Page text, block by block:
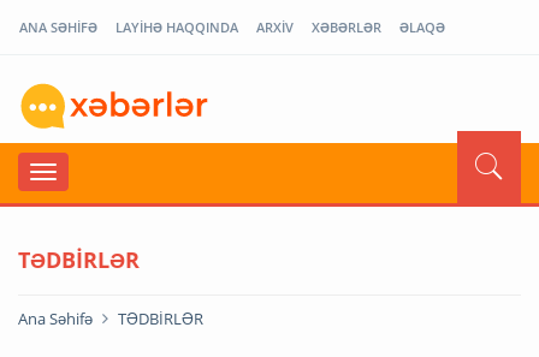
ANA SƏHİFƏ LAYİHƏ HAQQINDA ARXİV XƏBƏRLƏR ƏLAQƏ
TƏDBİRLƏR
Ana Səhifə TƏDBİRLƏR